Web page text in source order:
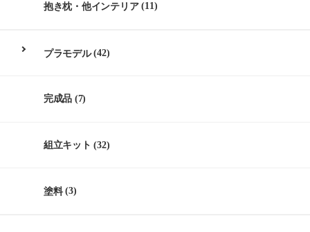
抱き枕・他インテリア(11)
プラモデル(42)
完成品 (7)
組立キット (32)
塗料(3)